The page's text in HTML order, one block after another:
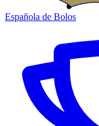
Española de Bolos